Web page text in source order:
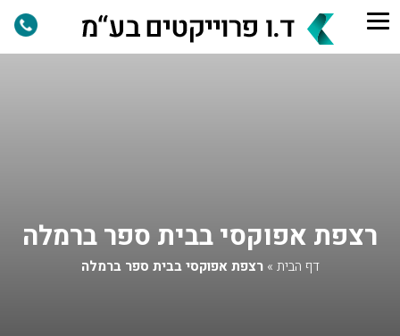
רצפת אפוקסי בבית ספר ברמלה
דף הבית »רצפת אפוקסי בבית ספר ברמלה